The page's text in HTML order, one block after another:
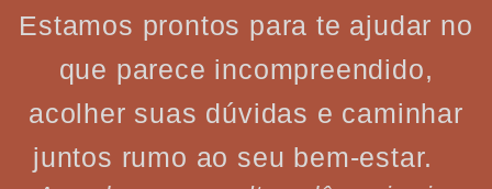
Estamos prontos para te ajudar no
que parece incompreendido,
acolher suas dúvidas e caminhar
juntos rumo ao seu bem-estar.